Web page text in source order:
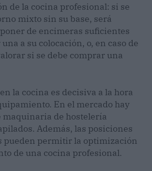
de la cocina profesional: si se
mixto sin su base, será
de encimeras suficientes
a su colocación, o, en caso de
si se debe comprar una
la cocina es decisiva a la hora
En el mercado hay
maquinaria de hostelería
Además, las posiciones
pueden permitir la optimización
de una cocina profesional.